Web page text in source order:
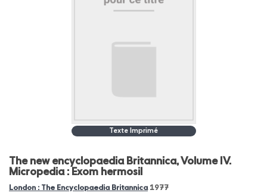
Texte Imprimé
The new encyclopaedia Britannica, Volume IV.
Micropedia : Exom hermosil
London : The Encyclopaedia Britannica 1977